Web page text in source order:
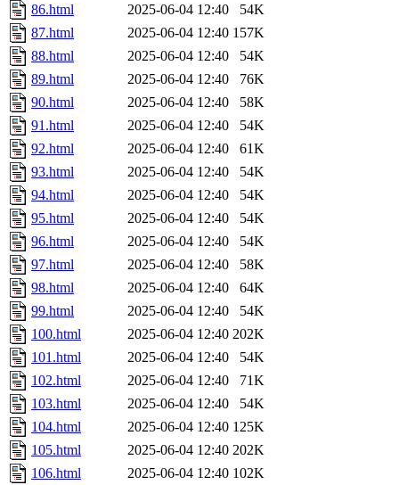
86.html
2025-06-04 12:40
54K
87.html
2025-06-04 12:40 157K
88.html
2025-06-04 12:40
54K
89.html
2025-06-04 12:40
76K
90.html
2025-06-04 12:40
58K
91.html
2025-06-04 12:40
54K
92.html
2025-06-04 12:40
61K
93.html
2025-06-04 12:40
54K
94.html
2025-06-04 12:40
54K
95.html
2025-06-04 12:40
54K
96.html
2025-06-04 12:40
54K
97.html
2025-06-04 12:40
58K
98.html
2025-06-04 12:40
64K
99.html
2025-06-04 12:40
54K
100.html
2025-06-04 12:40 202K
101.html
2025-06-04 12:40
54K
102.html
2025-06-04 12:40
71K
103.html
2025-06-04 12:40
54K
104.html
2025-06-04 12:40 125K
105.html
2025-06-04 12:40 202K
106.html
2025-06-04 12:40 102K